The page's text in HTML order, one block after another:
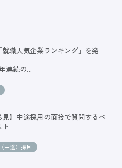
就職人気企業ランキング」を発
連続の…
見】中途採用の面接で質問するべ
ト
中途）採用